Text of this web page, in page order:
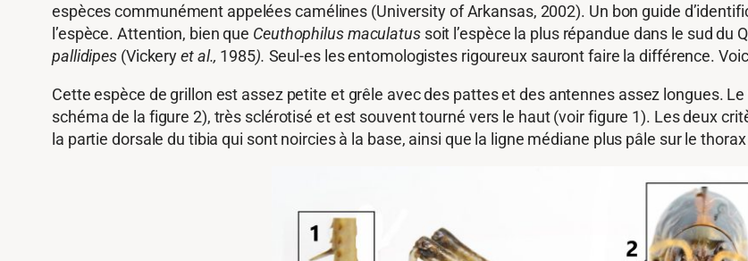
espèces communément appelées camélines (University of Arkansas, 2002). Un bon guide
l’espèce. Attention, bien que Ceuthophilus maculatussoit l’espèce la plus répandue dans le sud du
pallidipes (Vickeryet al., 1985). Seul-es les entomologistes rigoureux sauront faire la différence.
Cette espèce de grillon est assez petite et grêle avec des pattes et des antennes assez longues.
schéma de la figure 2), très sclérotisé et est souvent tourné vers le haut (voir figure 1). Les deux
la partie dorsale du tibia qui sont noircies à la base, ainsi que la ligne médiane plus pâle sur le